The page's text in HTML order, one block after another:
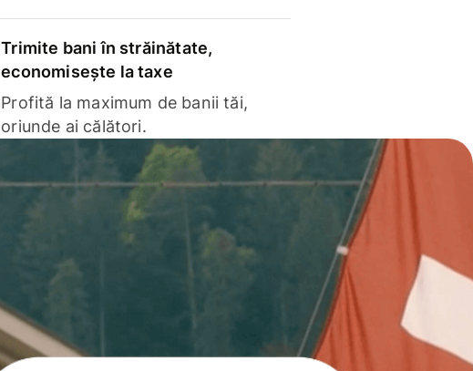
Trimite bani în străinătate,
economisește la taxe
Profită la maximum de banii tăi,
oriunde ai călători.